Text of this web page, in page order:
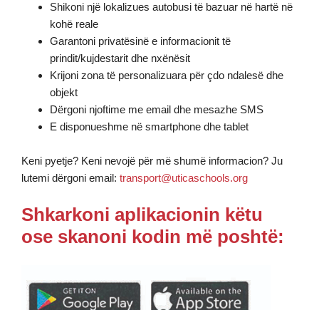
​Shikoni një lokalizues autobusi të bazuar në hartë në
kohë reale
Garantoni privatësinë e informacionit të
prindit/kujdestarit dhe nxënësit
Krijoni zona të personalizuara për çdo ndalesë dhe
objekt
Dërgoni njoftime me email dhe mesazhe SMS
E disponueshme në smartphone dhe tablet
Keni pyetje? Keni nevojë për më shumë informacion? Ju
lutemi dërgoni email: transport@uticaschools.org
Shkarkoni aplikacionin këtu
ose skanoni kodin më poshtë: